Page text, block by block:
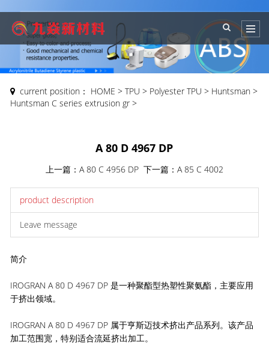
current position： HOME >TPU > Polyester TPU > Huntsman >
Huntsman C series extrusion gr >
A 80 D 4967 DP
上一篇： A 80 C 4956 DP下一篇： A 85 C 4002
product description
Leave message
简介
IROGRAN A 80 D 4967 DP 是一种聚酯型热塑性聚氨酯，主要应用
于挤出领域。
IROGRAN A 80 D 4967 DP 属于亨斯迈技术挤出产品系列。该产品
加工范围宽，特别适合流延挤出加工。